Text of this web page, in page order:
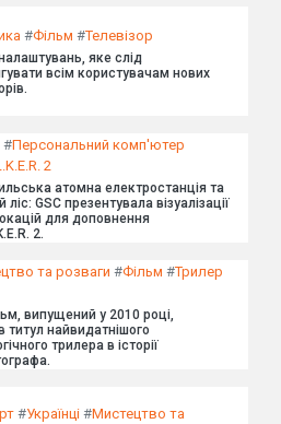
#Фільм #Телевізор
яке слід
всім користувачам нових
#Персональний комп'ютер
2
атомна електростанція та
ліс: GSC презентувала візуалізації
для доповнення
2.
та розваги #Фільм #Трилер
випущений у 2010 році,
титул найвидатнішого
трилера в історії
#Українці #Мистецтво та